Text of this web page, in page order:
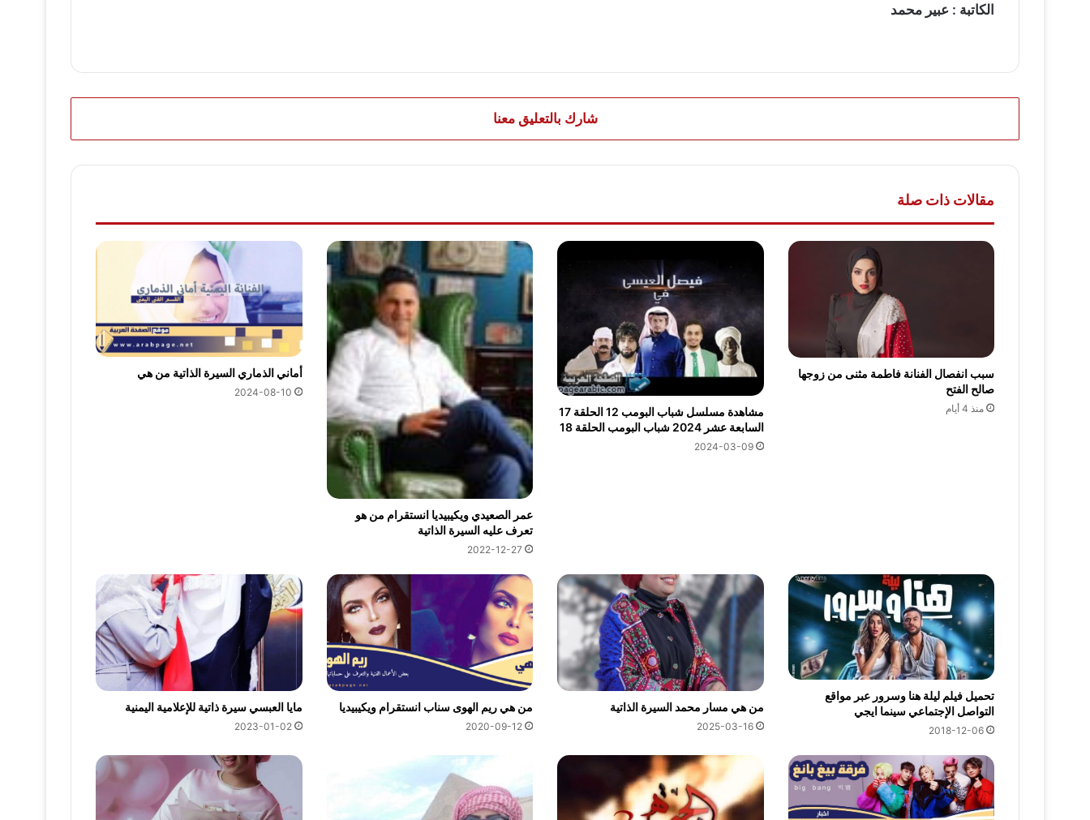
الكاتبة : عبير محمد
شارك بالتعليق معنا
مقالات ذات صلة
سبب انفصال الفنانة فاطمة مثنى من زوجها
صالح الفتح
منذ 4 أيام
مشاهدة مسلسل شباب البومب 12 الحلقة 17
السابعة عشر 2024 شباب البومب الحلقة 18
2024-03-09
عمر الصعيدي ويكيبيديا انستقرام من هو
تعرف عليه السيرة الذاتية
2022-12-27
أماني الذماري السيرة الذاتية من هي
2024-08-10
تحميل فيلم ليلة هنا وسرور عبر مواقع
التواصل الإجتماعي سينما ايجي
2018-12-06
من هي مسار محمد السيرة الذاتية
2025-03-16
من هي ريم الهوى سناب انستقرام ويكيبيديا
2020-09-12
مايا العبسي سيرة ذاتية للإعلامية اليمنية
2023-01-02